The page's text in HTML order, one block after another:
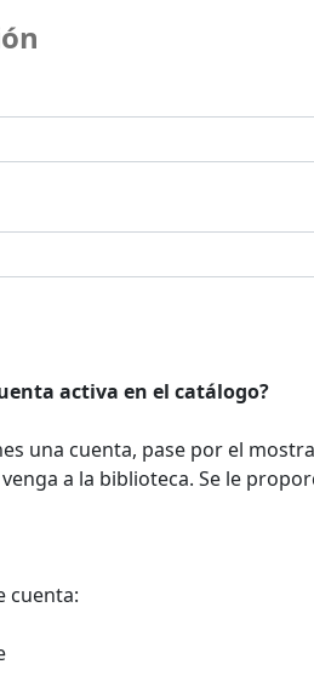
activa en el catálogo?
una cuenta, pase por el
a la biblioteca. Se le
cuenta: